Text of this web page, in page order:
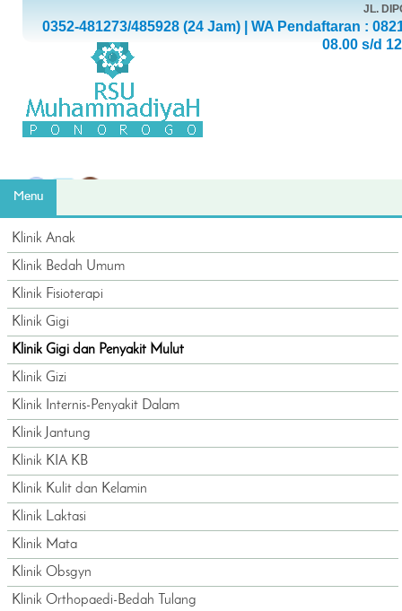
JL.
0352-481273/485928 (24 Jam) | WA Pendaftaran :
08.00 s/d
Menu
Klinik Anak
Klinik Bedah Umum
Klinik Fisioterapi
Klinik Gigi
Klinik Gigi dan Penyakit Mulut
Klinik Gizi
Klinik Internis-Penyakit Dalam
Klinik Jantung
Klinik KIA KB
Klinik Kulit dan Kelamin
Klinik Laktasi
Klinik Mata
Klinik Obsgyn
Klinik Orthopaedi-Bedah Tulang